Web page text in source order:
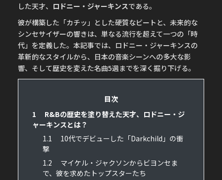
した天才、 ロドニー・ジャーキンスである。
彼が構築した「カチッ」とした硬質なビートと、未来的な
シンセサイザーの響きは、単なる流行を超えて一つの「時
代」を定義した。本記事では、ロドニー・ジャーキンスの
革新的なスタイルから、日本の音楽シーンへの多大な影
響、そして歴史を変えた名曲5選までを深く掘り下げる。
目次
1
R&Bの歴史を塗り替えた天才、ロドニー・ジ
ャーキンスとは？
1.1
10代でデビューした「Darkchild」の衝
撃
1.2
マイケル・ジャクソンからビヨンセま
で、彼を求めたトップスターたち